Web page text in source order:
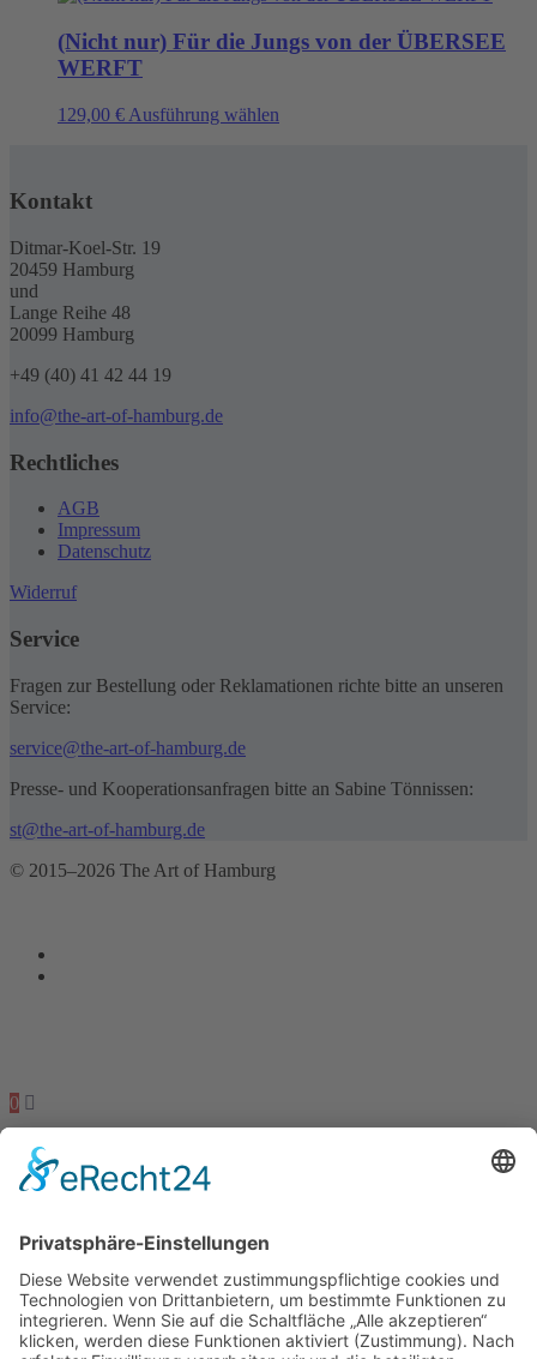
(Nicht nur) Für die Jungs von der ÜBERSEE
WERFT
129,00 € Ausführung wählen
Kontakt
Ditmar-Koel-Str. 19
20459 Hamburg
und
Lange Reihe 48
20099 Hamburg
+49 (40) 41 42 44 19
info@the-art-of-hamburg.de
Rechtliches
AGB
Impressum
Datenschutz
Widerruf
Service
Fragen zur Bestellung oder Reklamationen richte bitte an unseren
Service:
service@the-art-of-hamburg.de
Presse- und Kooperationsanfragen bitte an Sabine Tönnissen:
st@the-art-of-hamburg.de
© 2015–2026 The Art of Hamburg
0
0
Dein Warenkorb
Dein Warenkorb ist leer zurück um Shop
Arme zählen
179,00€ + Add